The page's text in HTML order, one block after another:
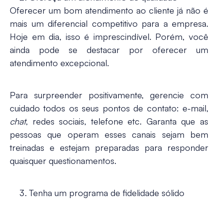
Oferecer um bom atendimento ao cliente já não é
mais um diferencial competitivo para a empresa.
Hoje em dia, isso é imprescindível. Porém, você
ainda pode se destacar por oferecer um
atendimento excepcional.
Para surpreender positivamente, gerencie com
cuidado todos os seus pontos de contato: e-mail,
chat, redes sociais, telefone etc. Garanta que as
pessoas que operam esses canais sejam bem
treinadas e estejam preparadas para responder
quaisquer questionamentos.
Tenha um programa de fidelidade sólido